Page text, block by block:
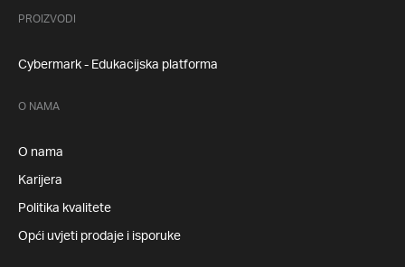
PROIZVODI
Cybermark - Edukacijska platforma
O NAMA
O nama
Karijera
Politika kvalitete
Opći uvjeti prodaje i isporuke